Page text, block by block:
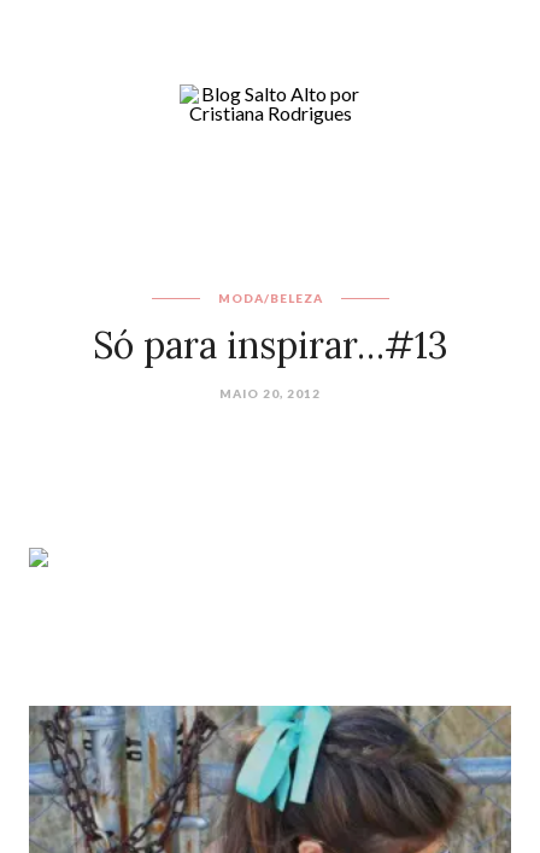
MODA/BELEZA
Só para inspirar…#13
MAIO 20, 2012